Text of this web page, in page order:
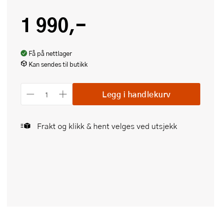
1 990,-
Få på nettlager
Kan sendes til butikk
Legg i handlekurv
Frakt og klikk & hent velges ved utsjekk